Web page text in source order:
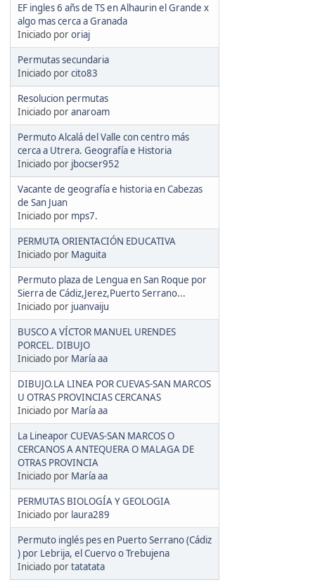
EF ingles 6 añs de TS en Alhaurin el Grande x
algo mas cerca a Granada
Iniciado pororiaj
Permutas secundaria
Iniciado porcito83
Resolucion permutas
Iniciado poranaroam
Permuto Alcalá del Valle con centro más
cerca a Utrera. Geografía e Historia
Iniciado por jbocser952
Vacante de geografía e historia en Cabezas
de San Juan
Iniciado por mps7.
PERMUTA ORIENTACIÓN EDUCATIVA
Iniciado por Maguita
Permuto plaza de Lengua en San Roque por
Sierra de Cádiz,Jerez,Puerto Serrano...
Iniciado por juanvaiju
BUSCO A VÍCTOR MANUEL URENDES
PORCEL. DIBUJO
Iniciado por María aa
DIBUJO.LA LINEA POR CUEVAS-SAN MARCOS
U OTRAS PROVINCIAS CERCANAS
Iniciado por María aa
La Lineapor CUEVAS-SAN MARCOS O
CERCANOS A ANTEQUERA O MALAGA DE
OTRAS PROVINCIA
Iniciado por María aa
PERMUTAS BIOLOGÍA Y GEOLOGIA
Iniciado por laura289
Permuto inglés pes en Puerto Serrano (Cádiz
) por Lebrija, el Cuervo o Trebujena
Iniciado portatatata